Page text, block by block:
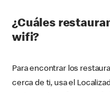
¿Cuáles
wifi?
Para encontrar los
cerca de ti, usa el